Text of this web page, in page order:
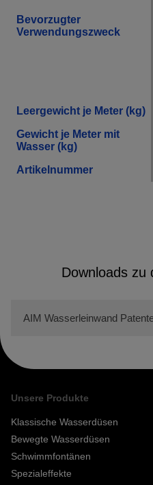
Bevorzugter
Verwendungszweck
Leergewicht je Meter (kg)
Gewicht je Meter mit
Wasser (kg)
Artikelnummer
Downloads zu
AIM Wasserleinwand
Unsere Produkte
Klassische Wasserdüsen
Bewegte Wasserdüsen
Schwimmfontänen
Spezialeffekte